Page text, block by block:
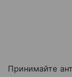
Принимайте